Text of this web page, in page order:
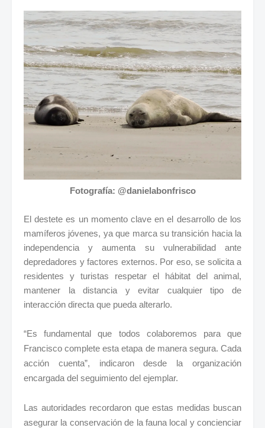
Fotografía: @danielabonfrisco
El destete es un momento clave en el desarrollo de los
mamíferos jóvenes, ya que marca su transición hacia la
independencia y aumenta su vulnerabilidad ante
depredadores y factores externos. Por eso, se solicita a
residentes y turistas respetar el hábitat del animal,
mantener la distancia y evitar cualquier tipo de
interacción directa que pueda alterarlo.
“Es fundamental que todos colaboremos para que
Francisco complete esta etapa de manera segura. Cada
acción cuenta”, indicaron desde la organización
encargada del seguimiento del ejemplar.
Las autoridades recordaron que estas medidas buscan
asegurar la conservación de la fauna local y concienciar